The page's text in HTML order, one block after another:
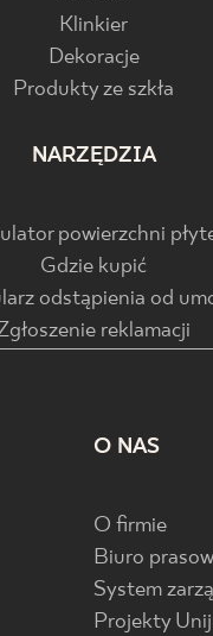
Klinkier
Dekoracje
Produkty ze szkła
NARZĘDZIA
powierzchni
Gdzie kupić
odstąpienia od
reklamacji
O NAS
O firmie
Biuro
System
Projekty